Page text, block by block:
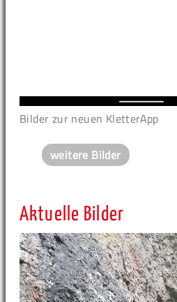
Bilder zur neuen KletterApp
weitere Bilder
Aktuelle Bilder